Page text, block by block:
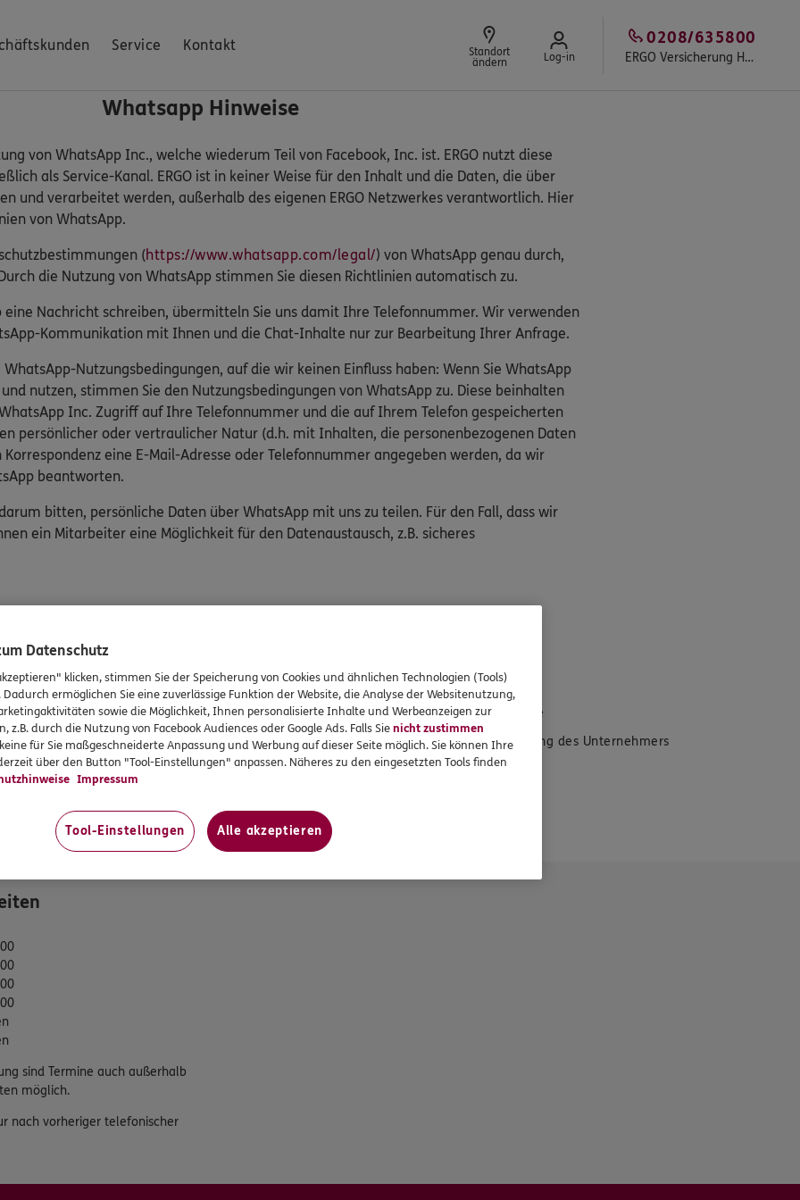
Service Kontakt
Standort
ändern
Log-in ERGO Versicherung Holm-Uwe Kutzner
0208/635800
Whatsapp Hinweise
von WhatsApp Inc., welche wiederum Teil von Facebook, Inc. ist. ERGO nutzt diese
als Service-Kanal. ERGO ist in keiner Weise für den Inhalt und die Daten, die über
und verarbeitet werden, außerhalb des eigenen ERGO Netzwerkes verantwortlich. Hier
von WhatsApp.
(https://www.whatsapp.com/legal/) von WhatsApp genau durch,
die Nutzung von WhatsApp stimmen Sie diesen Richtlinien automatisch zu.
eine Nachricht schreiben, übermitteln Sie uns damit Ihre Telefonnummer. Wir verwenden
Kommunikation mit Ihnen und die Chat-Inhalte nur zur Bearbeitung Ihrer Anfrage.
Nutzungsbedingungen, auf die wir keinen Einfluss haben: Wenn Sie WhatsApp
nutzen, stimmen Sie den Nutzungsbedingungen von WhatsApp zu. Diese beinhalten
Inc. Zugriff auf Ihre Telefonnummer und die auf Ihrem Telefon gespeicherten
persönlicher oder vertraulicher Natur (d.h. mit Inhalten, die personenbezogenen Daten
eine E-Mail-Adresse oder Telefonnummer angegeben werden, da wir
beantworten.
bitten, persönliche Daten über WhatsApp mit uns zu teilen. Für den Fall, dass wir
ein Mitarbeiter eine Möglichkeit für den Datenaustausch, z.B. sicheres
Unsere Agentur
Standorte
Sponsoring
Versorgung des Unternehmers
sind Termine auch außerhalb
möglich.
nach vorheriger telefonischer
Datenschutz
klicken, stimmen Sie der Speicherung von Cookies und ähnlichen Technologien (Tools)
ermöglichen Sie eine zuverlässige Funktion der Website, die Analyse der Websitenutzung,
sowie die Möglichkeit, Ihnen personalisierte Inhalte und Werbeanzeigen zur
z.B. durch die Nutzung von Facebook Audiences oder Google Ads. Falls Sienicht zustimmen
für Sie maßgeschneiderte Anpassung und Werbung auf dieser Seite möglich. Sie können Ihre
über den Button "Tool-Einstellungen" anpassen. Näheres zu den eingesetzten Tools finden
Impressum
Tool-Einstellungen Alle akzeptieren